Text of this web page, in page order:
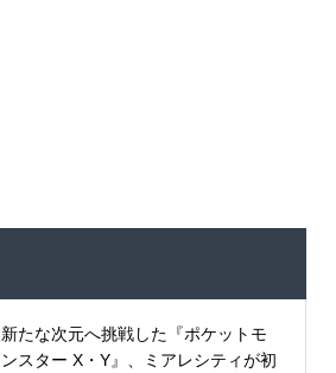
新たな次元へ挑戦した『ポケットモ
ンスター X・Y』、ミアレシティが初